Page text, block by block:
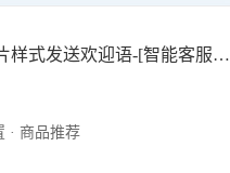
京东-卡片样式发送欢迎语-[智能客服机器人]
· 商品推荐